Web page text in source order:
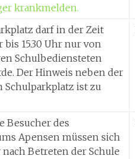
krankmelden.
darf in der Zeit
bis 15.30 Uhr nur von
Schulbediensteten
Der Hinweis neben der
Schulparkplatz ist zu
Besucher des
Apensen müssen sich
Betreten der Schule